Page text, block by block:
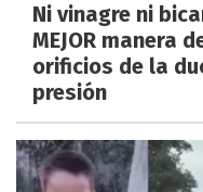
Ni vinagre ni
MEJOR manera
orificios de la
presión